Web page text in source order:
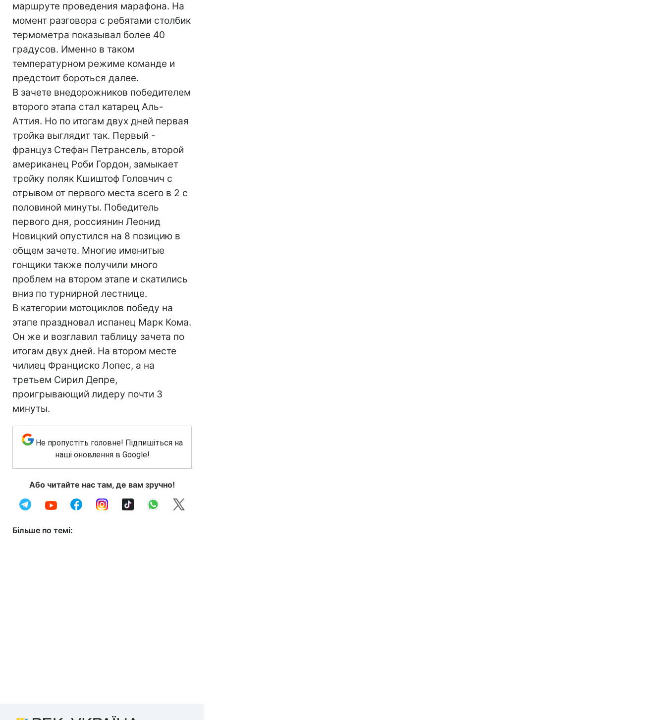
маршруте проведения марафона. На
момент разговора с ребятами столбик
термометра показывал более 40
градусов. Именно в таком
температурном режиме команде и
предстоит бороться далее.
В зачете внедорожников победителем
второго этапа стал катарец Аль-
Аттия. Но по итогам двух дней первая
тройка выглядит так. Первый -
француз Стефан Петрансель, второй
американец Роби Гордон, замыкает
тройку поляк Кшиштоф Головчич с
отрывом от первого места всего в 2 с
половиной минуты. Победитель
первого дня, россиянин Леонид
Новицкий опустился на 8 позицию в
общем зачете. Многие именитые
гонщики также получили много
проблем на втором этапе и скатились
вниз по турнирной лестнице.
В категории мотоциклов победу на
этапе праздновал испанец Марк Кома.
Он же и возглавил таблицу зачета по
итогам двух дней. На втором месте
чилиец Франциско Лопес, а на
третьем Сирил Депре,
проигрывающий лидеру почти 3
минуты.
Не пропустіть головне! Підпишіться на
наші оновлення в Google!
Або читайте нас там, де вам зручно!
Більше по темі: